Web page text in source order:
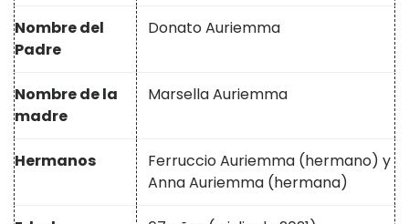
Nombre del
Padre
Donato Auriemma
Nombre de la
madre
Marsella Auriemma
Hermanos
Ferruccio Auriemma (hermano) y
Anna Auriemma (hermana)